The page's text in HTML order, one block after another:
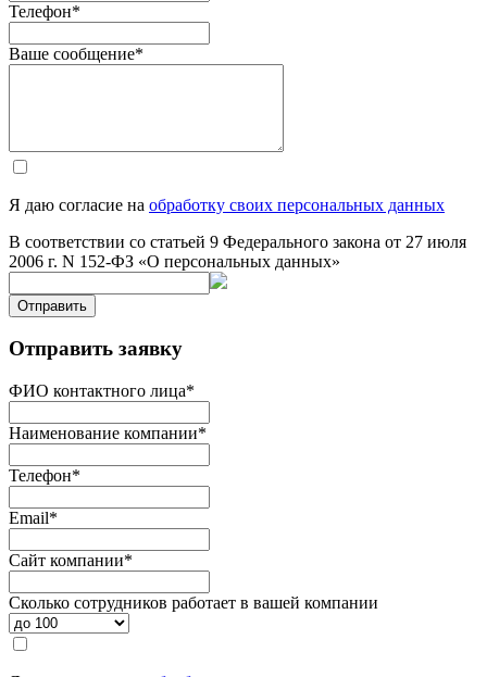
Телефон*
Ваше сообщение*
Я даю согласие на обработку своих персональных данных
В соответствии со статьей 9 Федерального закона от 27 июля
2006 г. N 152-ФЗ «О персональных данных»
Отправить
Отправить заявку
ФИО контактного лица*
Наименование компании*
Телефон*
Email*
Сайт компании*
Сколько сотрудников работает в вашей компании